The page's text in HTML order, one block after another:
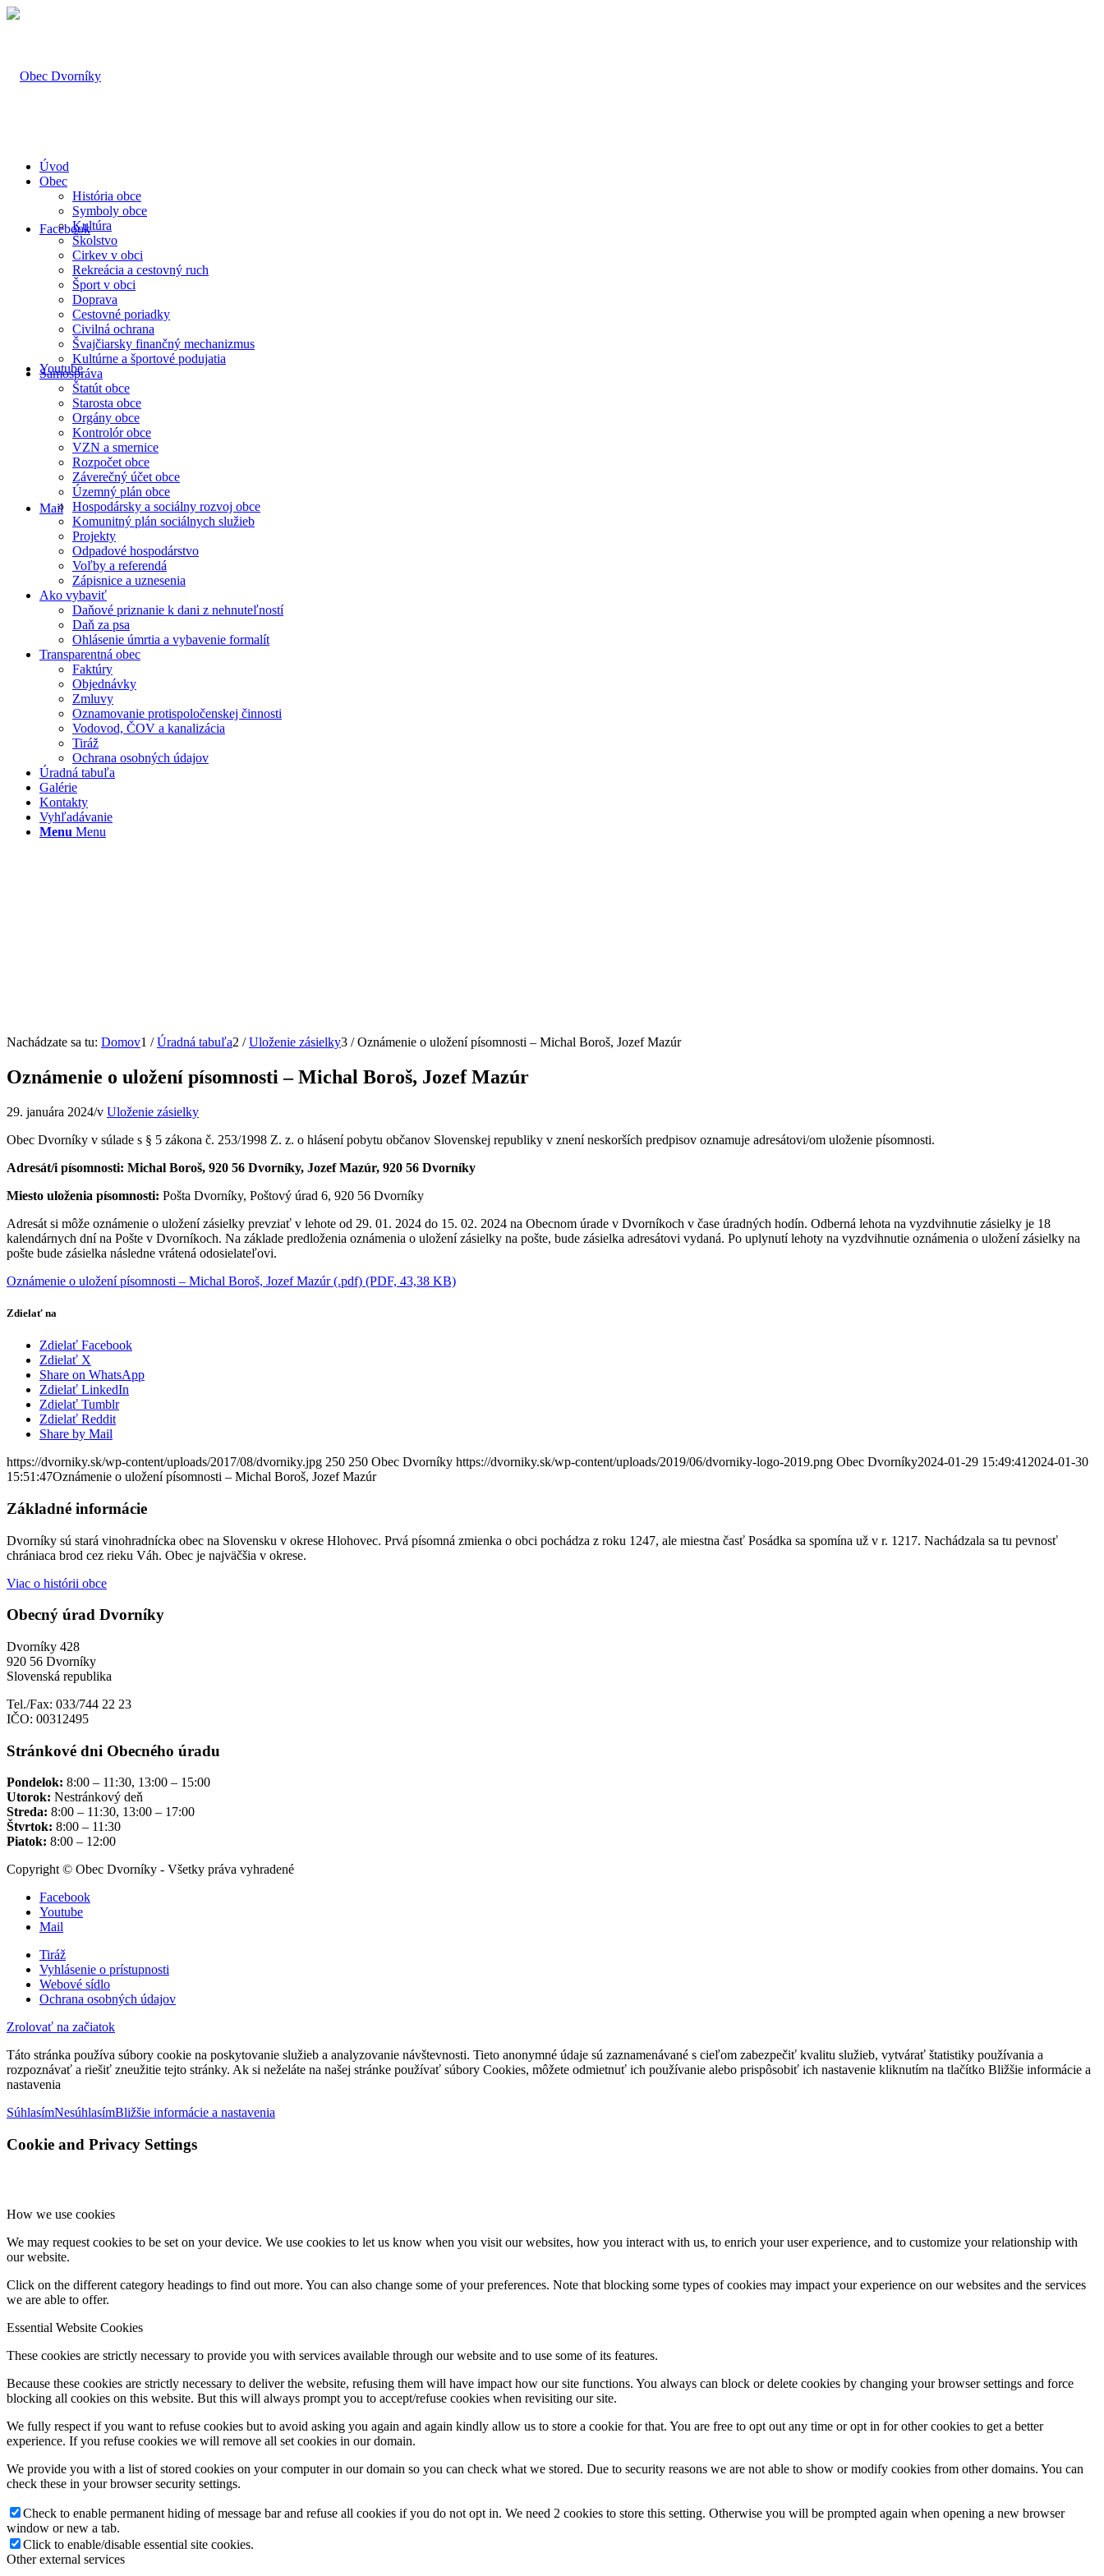
Facebook
Youtube
Mail
Úvod
Obec
História obce
Symboly obce
Kultúra
Školstvo
Cirkev v obci
Rekreácia a cestovný ruch
Šport v obci
Doprava
Cestovné poriadky
Civilná ochrana
Švajčiarsky finančný mechanizmus
Kultúrne a športové podujatia
Samospráva
Štatút obce
Starosta obce
Orgány obce
Kontrolór obce
VZN a smernice
Rozpočet obce
Záverečný účet obce
Územný plán obce
Hospodársky a sociálny rozvoj obce
Komunitný plán sociálnych služieb
Projekty
Odpadové hospodárstvo
Voľby a referendá
Zápisnice a uznesenia
Ako vybaviť
Daňové priznanie k dani z nehnuteľností
Daň za psa
Ohlásenie úmrtia a vybavenie formalít
Transparentná obec
Faktúry
Objednávky
Zmluvy
Oznamovanie protispoločenskej činnosti
Vodovod, ČOV a kanalizácia
Tiráž
Ochrana osobných údajov
Úradná tabuľa
Galérie
Kontakty
Vyhľadávanie
Menu Menu
Nachádzate sa tu: Domov1 / Úradná tabuľa2 / Uloženie zásielky3 / Oznámenie o uložení písomnosti – Michal Boroš, Jozef Mazúr
Oznámenie o uložení písomnosti – Michal Boroš, Jozef Mazúr
29. januára 2024/v Uloženie zásielky
Obec Dvorníky v súlade s § 5 zákona č. 253/1998 Z. z. o hlásení pobytu občanov Slovenskej republiky v znení neskorších predpisov oznamuje adresátovi/om uloženie písomnosti.
Adresát/i písomnosti: Michal Boroš, 920 56 Dvorníky, Jozef Mazúr, 920 56 Dvorníky
Miesto uloženia písomnosti: Pošta Dvorníky, Poštový úrad 6, 920 56 Dvorníky
Adresát si môže oznámenie o uložení zásielky prevziať v lehote od 29. 01. 2024 do 15. 02. 2024 na Obecnom úrade v Dvorníkoch v čase úradných hodín. Odberná lehota na vyzdvihnutie zásielky je 18
kalendárnych dní na Pošte v Dvorníkoch. Na základe predloženia oznámenia o uložení zásielky na pošte, bude zásielka adresátovi vydaná. Po uplynutí lehoty na vyzdvihnutie oznámenia o uložení zásielky na
pošte bude zásielka následne vrátená odosielateľovi.
Oznámenie o uložení písomnosti – Michal Boroš, Jozef Mazúr (.pdf) (PDF, 43,38 KB)
Zdielať na
Zdielať Facebook
Zdielať X
Share on WhatsApp
Zdielať LinkedIn
Zdielať Tumblr
Zdielať Reddit
Share by Mail
https://dvorniky.sk/wp-content/uploads/2017/08/dvorniky.jpg 250 250 Obec Dvorníky https://dvorniky.sk/wp-content/uploads/2019/06/dvorniky-logo-2019.png Obec Dvorníky2024-01-29 15:49:41 2024-01-30
15:51:47Oznámenie o uložení písomnosti – Michal Boroš, Jozef Mazúr
Základné informácie
Dvorníky sú stará vinohradnícka obec na Slovensku v okrese Hlohovec. Prvá písomná zmienka o obci pochádza z roku 1247, ale miestna časť Posádka sa spomína už v r. 1217. Nachádzala sa tu pevnosť
chrániaca brod cez rieku Váh. Obec je najväčšia v okrese.
Viac o histórii obce
Obecný úrad Dvorníky
Dvorníky 428
920 56 Dvorníky
Slovenská republika
Tel./Fax: 033/744 22 23
IČO: 00312495
Stránkové dni Obecného úradu
Pondelok: 8:00 – 11:30, 13:00 – 15:00
Utorok: Nestránkový deň
Streda: 8:00 – 11:30, 13:00 – 17:00
Štvrtok: 8:00 – 11:30
Piatok: 8:00 – 12:00
Copyright © Obec Dvorníky - Všetky práva vyhradené
Facebook
Youtube
Mail
Tiráž
Vyhlásenie o prístupnosti
Webové sídlo
Ochrana osobných údajov
Zrolovať na začiatok
Táto stránka používa súbory cookie na poskytovanie služieb a analyzovanie návštevnosti. Tieto anonymné údaje sú zaznamenávané s cieľom zabezpečiť kvalitu služieb, vytvárať štatistiky používania a
rozpoznávať a riešiť zneužitie tejto stránky. Ak si neželáte na našej stránke používať súbory Cookies, môžete odmietnuť ich používanie alebo prispôsobiť ich nastavenie kliknutím na tlačítko Bližšie informácie a
nastavenia
SúhlasímNesúhlasímBližšie informácie a nastavenia
Cookie and Privacy Settings
How we use cookies
We may request cookies to be set on your device. We use cookies to let us know when you visit our websites, how you interact with us, to enrich your user experience, and to customize your relationship with
our website.
Click on the different category headings to find out more. You can also change some of your preferences. Note that blocking some types of cookies may impact your experience on our websites and the services
we are able to offer.
Essential Website Cookies
These cookies are strictly necessary to provide you with services available through our website and to use some of its features.
Because these cookies are strictly necessary to deliver the website, refusing them will have impact how our site functions. You always can block or delete cookies by changing your browser settings and force
blocking all cookies on this website. But this will always prompt you to accept/refuse cookies when revisiting our site.
We fully respect if you want to refuse cookies but to avoid asking you again and again kindly allow us to store a cookie for that. You are free to opt out any time or opt in for other cookies to get a better
experience. If you refuse cookies we will remove all set cookies in our domain.
We provide you with a list of stored cookies on your computer in our domain so you can check what we stored. Due to security reasons we are not able to show or modify cookies from other domains. You can
check these in your browser security settings.
Check to enable permanent hiding of message bar and refuse all cookies if you do not opt in. We need 2 cookies to store this setting. Otherwise you will be prompted again when opening a new browser
window or new a tab.
Click to enable/disable essential site cookies.
Other external services